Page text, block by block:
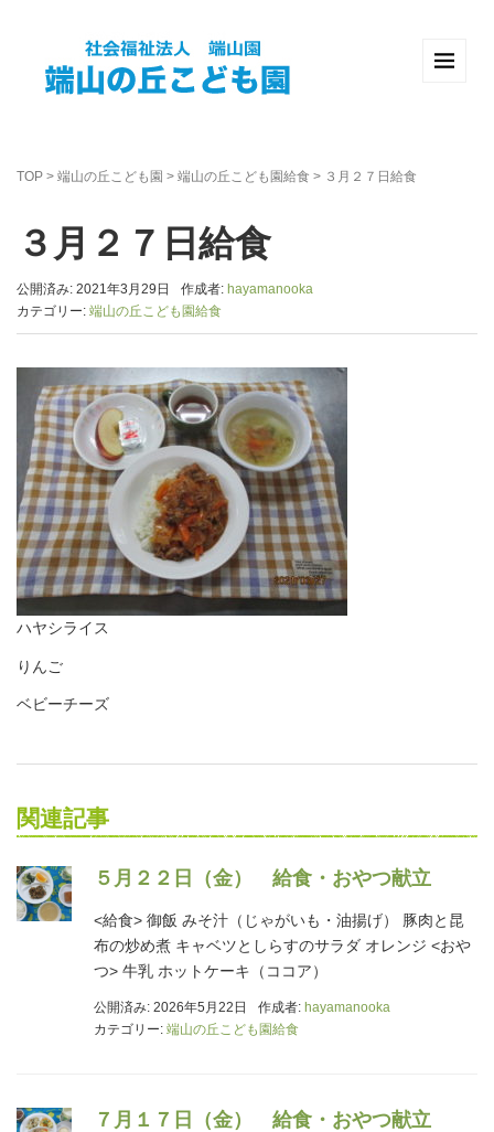
TOP > 端山の丘こども園 > 端山の丘こども園給食 > ３月２７日給食
３月２７日給食
公開済み: 2021年3月29日 作成者: hayamanooka
カテゴリー: 端山の丘こども園給食
ハヤシライス
りんご
ベビーチーズ
関連記事
５月２２日（金） 給食・おやつ献立
<給食> 御飯 みそ汁（じゃがいも・油揚げ） 豚肉と昆
布の炒め煮 キャベツとしらすのサラダ オレンジ <おや
つ> 牛乳 ホットケーキ（ココア）
公開済み: 2026年5月22日 作成者: hayamanooka
カテゴリー: 端山の丘こども園給食
７月１７日（金） 給食・おやつ献立